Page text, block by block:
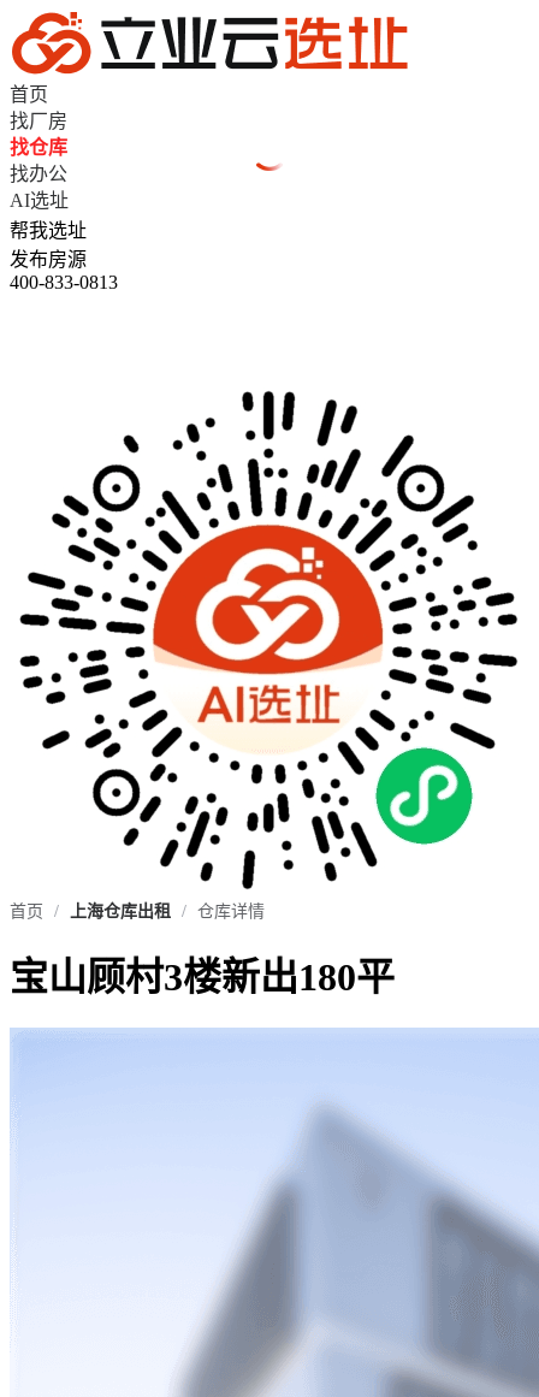
首页
找厂房
找仓库
找办公
AI选址
帮我选址
发布房源
400-833-0813
首页 / 上海仓库出租 / 仓库详情
宝山顾村3楼新出180平